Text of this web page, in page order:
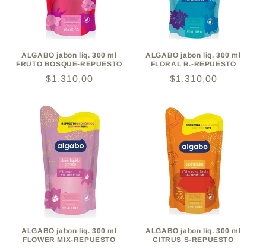
ALGABO jabon liq. 300 ml
FRUTO BOSQUE-REPUESTO
Precio
$1.310,00
ALGABO jabon liq. 300 ml
FLORAL R.-REPUESTO
Precio
$1.310,00
ALGABO jabon liq. 300 ml
FLOWER MIX-REPUESTO
ALGABO jabon liq. 300 ml
CITRUS S-REPUESTO